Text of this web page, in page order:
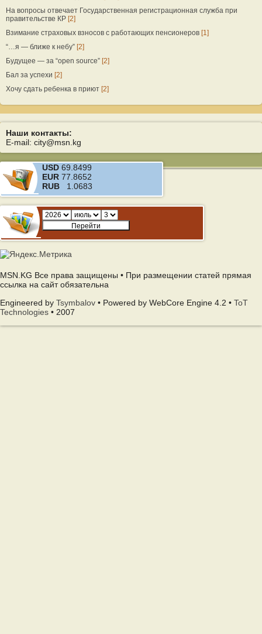
На вопросы отвечает Государственная регистрационная служба при
правительстве КР [2]
Взимание страховых взносов с работающих пенсионеров [1]
“…я — ближе к небу” [2]
Будущее — за “open source” [2]
Бал за успехи [2]
Хочу сдать ребенка в приют [2]
Наши контакты:
E-mail: city@msn.kg
USD 69.8499
EUR 77.8652
RUB 1.0683
MSN.KG Все права защищены • При размещении статей прямая
ссылка на сайт обязательна
Engineered by Tsymbalov • Powered by WebCore Engine 4.2 • ToT
Technologies • 2007